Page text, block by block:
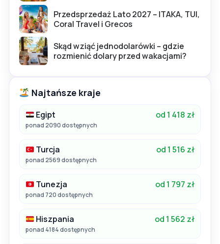
Przedsprzedaż Lato 2027 – ITAKA, TUI,
Coral Travel i Grecos
Skąd wziąć jednodolarówki – gdzie
rozmienić dolary przed wakacjami?
Najtańsze kraje
Egipt od 1 418 zł
ponad 2090 dostępnych
Turcja od 1 516 zł
ponad 2569 dostępnych
Tunezja od 1 797 zł
ponad 720 dostępnych
Hiszpania od 1 562 zł
ponad 4184 dostępnych